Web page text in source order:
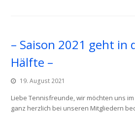
– Saison 2021 geht in
Hälfte –
19. August 2021
Liebe Tennisfreunde, wir möchten uns
ganz herzlich bei unseren Mitgliedern